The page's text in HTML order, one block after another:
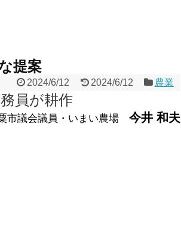
提案
2024/6/12 2024/6/12 農業
員が耕作
市議会議員・いまい農場 今井 和夫